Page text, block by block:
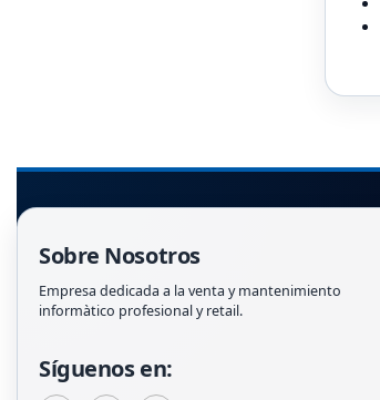
Sobre Nosotros
Empresa dedicada a la venta y mantenimiento
informàtico profesional y retail.
Síguenos en: